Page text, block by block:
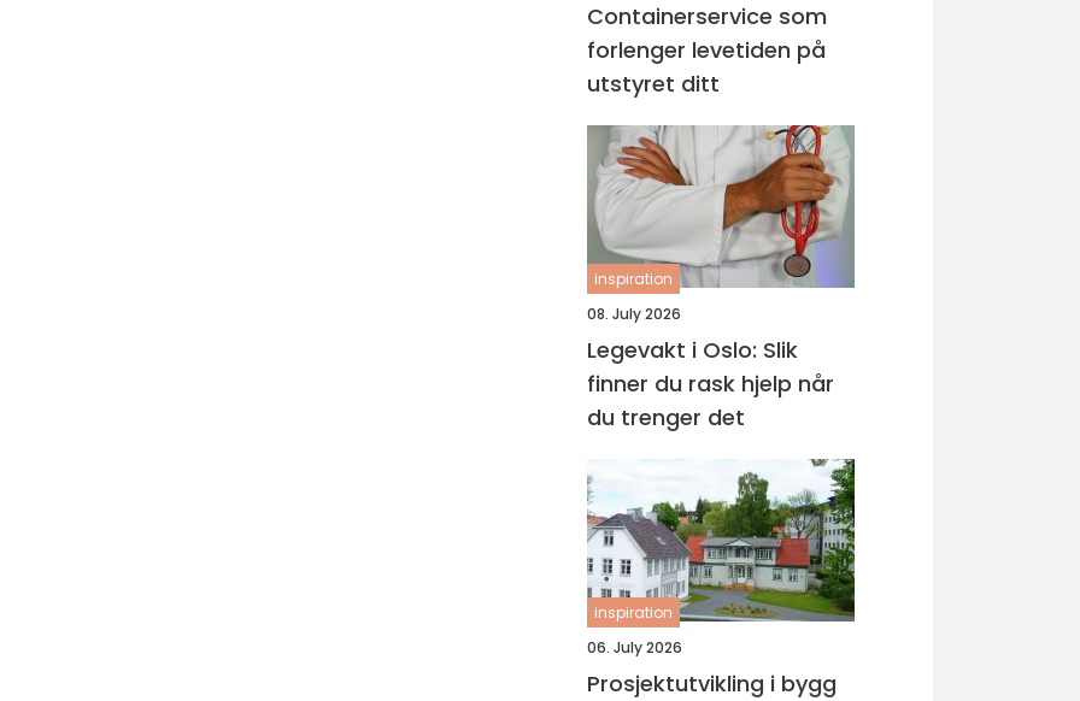
Containerservice som
forlenger levetiden på
utstyret ditt
inspiration
08. July 2026
Legevakt i Oslo: Slik
finner du rask hjelp når
du trenger det
inspiration
06. July 2026
Prosjektutvikling i bygg